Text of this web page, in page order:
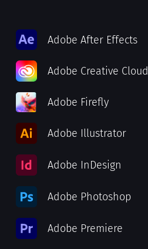
Adobe After Effects
Adobe Creative Cloud
Adobe Firefly
Adobe Illustrator
Adobe InDesign
Adobe Photoshop
Adobe Premiere